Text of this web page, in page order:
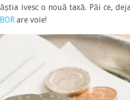
ivesc o nouă taxă. Păi ce,
BOR are voie!